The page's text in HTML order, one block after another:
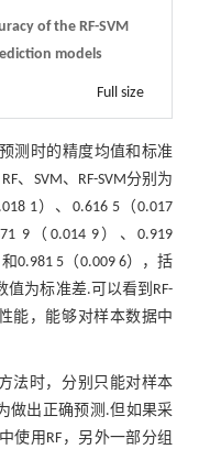
of the RF-SVM
models
Full size
测时的精度均值和标准
、SVM、RF-SVM分别为
1）、0.616 5（0.017
9（0.014 9）、0.919
0.981 5（0.009 6），括
为标准差.可以看到RF-
能，能够对样本数据中
法时，分别只能对样本
做出正确预测.但如果采
使用RF，另外一部分组